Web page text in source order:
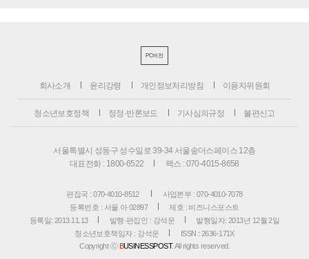
PC버전
회사소개 윤리강령 개인정보처리방침 이용자위원회
청소년보호정책 정정·반론보도 기사심의규정 불편신고
서울특별시 성동구 성수일로 39-34 서울숲더스페이스 12층
대표전화 : 1800-6522
팩스 : 070-4015-8658
편집국 : 070-4010-8512
사업본부 : 070-4010-7078
등록번호 : 서울 아 02897
제호 : 비즈니스포스트
등록일: 2013.11.13
발행·편집인 : 강석운
발행일자: 2013년 12월 2일
청소년보호책임자 : 강석운
ISSN : 2636-171X
Copyright ⓒ BUSINESSPOST. All rights reserved.